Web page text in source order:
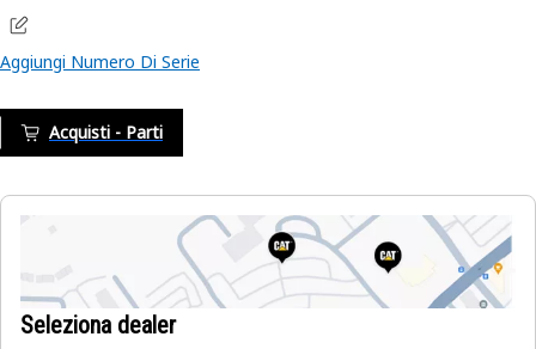
Aggiungi Numero Di Serie
Acquisti - Parti
Seleziona dealer